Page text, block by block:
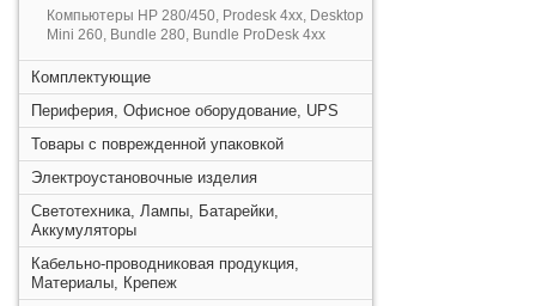
Компьютеры HP 280/450, Prodesk 4xx, Desktop
Mini 260, Bundle 280, Bundle ProDesk 4xx
Комплектующие
Периферия, Офисное оборудование, UPS
Товары с поврежденной упаковкой
Электроустановочные изделия
Светотехника, Лампы, Батарейки,
Аккумуляторы
Кабельно-проводниковая продукция,
Материалы, Крепеж